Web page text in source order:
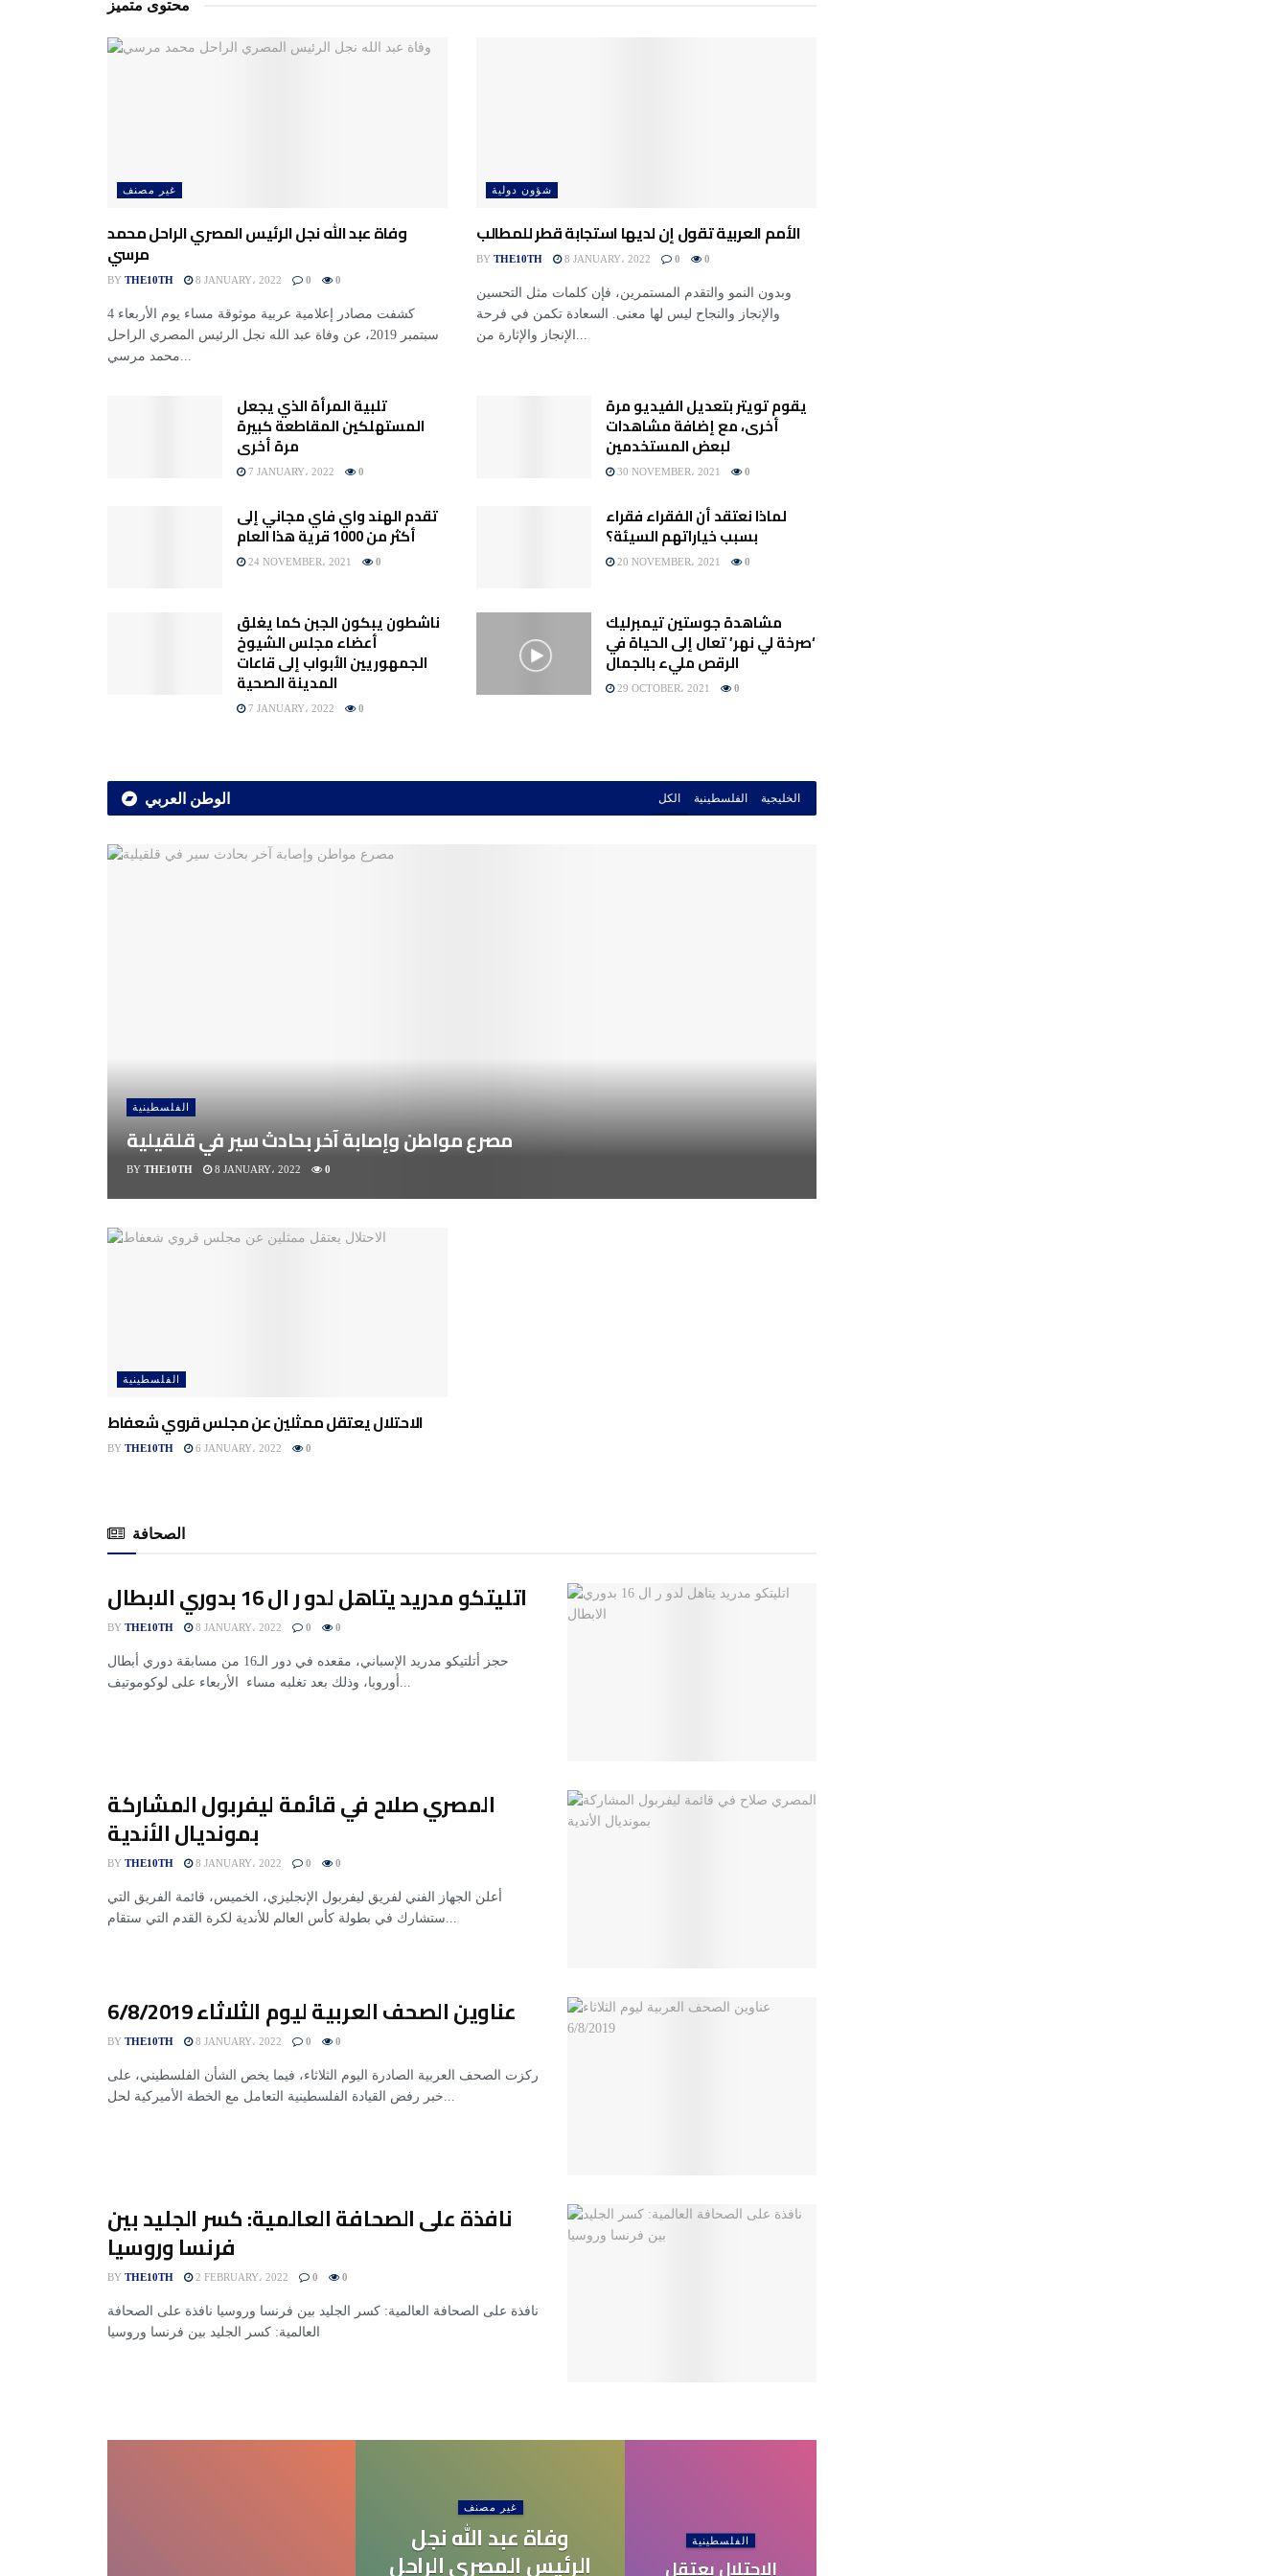
محتوى متميز
غير مصنف
وفاة عبد الله نجل الرئيس المصري الراحل محمد
مرسي
BY THE10TH 8 JANUARY، 2022 0 0
كشفت مصادر إعلامية عربية موثوقة مساء يوم الأربعاء 4
سبتمبر 2019، عن وفاة عبد الله نجل الرئيس المصري الراحل
شؤون دولية
الأمم العربية تقول إن لديها استجابة قطر للمطالب
BY THE10TH 8 JANUARY، 2022 0 0
وبدون النمو والتقدم المستمرين، فإن كلمات مثل التحسين
والإنجاز والنجاح ليس لها معنى. السعادة تكمن في فرحة
تلبية المرأة الذي يجعل
المستهلكين المقاطعة كبيرة
مرة أخرى
7 JANUARY، 2022 0
يقوم تويتر بتعديل الفيديو مرة
أخرى، مع إضافة مشاهدات
لبعض المستخدمين
30 NOVEMBER، 2021 0
تقدم الهند واي فاي مجاني إلى
أكثر من 1000 قرية هذا العام
24 NOVEMBER، 2021 0
لماذا نعتقد أن الفقراء فقراء
بسبب خياراتهم السيئة؟
20 NOVEMBER، 2021 0
ناشطون يبكون الجبن كما يغلق
أعضاء مجلس الشيوخ
الجمهوريين الأبواب إلى قاعات
المدينة الصحية
7 JANUARY، 2022 0
مشاهدة جوستين تيمبرليك
‘صرخة لي نهر’ تعال إلى الحياة في
الرقص مليء بالجمال
29 OCTOBER، 2021 0
الوطن العربي الكل الفلسطينية الخليجية
الفلسطينية
مصرع مواطن وإصابة آخر بحادث سير في قلقيلية
BY THE10TH 8 JANUARY، 2022 0
الفلسطينية
الاحتلال يعتقل ممثلين عن مجلس قروي شعفاط
BY THE10TH 6 JANUARY، 2022 0
الصحافة
اتليتكو مدريد يتاهل لدو ر ال 16 بدوري الابطال
BY THE10TH 8 JANUARY، 2022 0 0
حجز أتلتيكو مدريد الإسباني، مقعده في دور الـ16 من مسابقة دوري أبطال
أوروبا، وذلك بعد تغلبه مساء الأربعاء على لوكوموتيف...
المصري صلاح في قائمة ليفربول المشاركة
بمونديال الأندية
BY THE10TH 8 JANUARY، 2022 0 0
أعلن الجهاز الفني لفريق ليفربول الإنجليزي، الخميس، قائمة الفريق التي
ستشارك في بطولة كأس العالم للأندية لكرة القدم التي ستقام...
عناوين الصحف العربية ليوم الثلاثاء 6/8/2019
BY THE10TH 8 JANUARY، 2022 0 0
ركزت الصحف العربية الصادرة اليوم الثلاثاء، فيما يخص الشأن الفلسطيني، على
نافذة على الصحافة العالمية: كسر الجليد بين
فرنسا وروسيا
BY THE10TH 2 FEBRUARY، 2022 0 0
نافذة على الصحافة العالمية: كسر الجليد بين فرنسا وروسيا نافذة على الصحافة
العالمية: كسر الجليد بين فرنسا وروسيا
غير مصنف
وفاة عبد الله نجل
الرئيس المصري الراحل
الفلسطينية
الاحتلال يعتقل